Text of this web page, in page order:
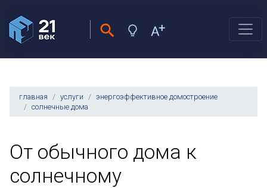
главная услуги
энергоэффективное домостроение
солнечные дома
От обычного дома к
солнечному